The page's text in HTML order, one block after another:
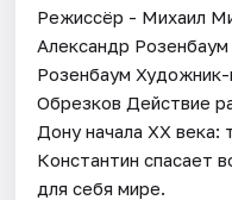
Режиссёр - Михаил
Александр
Розенбаум
Обрезков Действие
Дону начала XX века:
Константин спасает
для себя мире.